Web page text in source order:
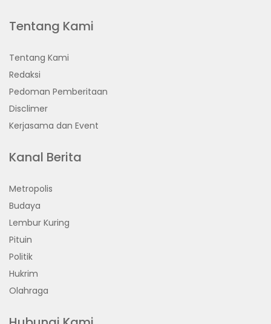
Tentang Kami
Tentang Kami
Redaksi
Pedoman Pemberitaan
Disclimer
Kerjasama dan Event
Kanal Berita
Metropolis
Budaya
Lembur Kuring
Pituin
Politik
Hukrim
Olahraga